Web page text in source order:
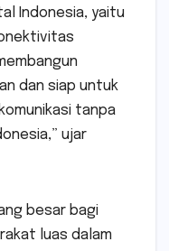
Indonesia, yaitu
dan siap untuk
tanpa
ujar
besar bagi
luas dalam